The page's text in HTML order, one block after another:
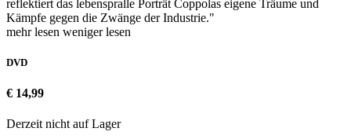
reflektiert das lebenspralle Porträt Coppolas eigene Träume und
Kämpfe gegen die Zwänge der Industrie."
mehr lesen weniger lesen
DVD
€ 14,99
Derzeit nicht auf Lager